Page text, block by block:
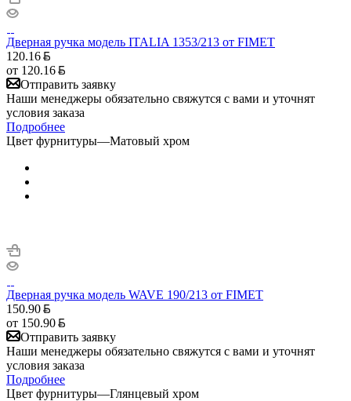
Дверная ручка модель ITALIA 1353/213 от FIMET
120.16
от 120.16
Отправить заявку
Наши менеджеры обязательно свяжутся с вами и уточнят
условия заказа
Подробнее
Цвет фурнитуры—Матовый хром
Дверная ручка модель WAVE 190/213 от FIMET
150.90
от 150.90
Отправить заявку
Наши менеджеры обязательно свяжутся с вами и уточнят
условия заказа
Подробнее
Цвет фурнитуры—Глянцевый хром